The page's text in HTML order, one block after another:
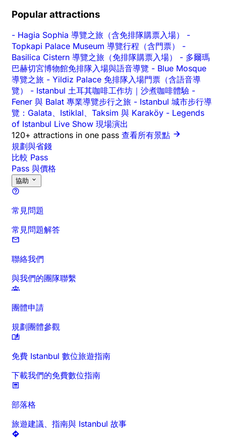
Popular attractions
- Hagia Sophia 導覽之旅（含免排隊購票入場） -
Topkapi Palace Museum 導覽行程（含門票） -
Basilica Cistern 導覽之旅（免排隊購票入場） - 多爾瑪
巴赫切宮博物館免排隊入場與語音導覽 - Blue Mosque
導覽之旅 - Yildiz Palace 免排隊入場門票（含語音導
覽） - Istanbul 土耳其咖啡工作坊｜沙煮咖啡體驗 -
Fener 與 Balat 專業導覽步行之旅 - Istanbul 城市步行導
覽：Galata、Istiklal、Taksim 與 Karaköy - Legends
of Istanbul Live Show 現場演出
120+ attractions in one pass 查看所有景點
規劃與省錢
比較 Pass
Pass 與價格
協助
常見問題
常見問題解答
聯絡我們
與我們的團隊聯繫
團體申請
規劃團體參觀
免費 Istanbul 數位旅遊指南
下載我們的免費數位指南
部落格
旅遊建議、指南與 Istanbul 故事